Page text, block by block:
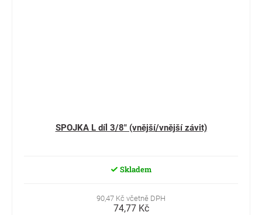
SPOJKA L díl 3/8" (vnější/vnější závit)
Skladem
90,47 Kč včetně DPH
74,77 Kč